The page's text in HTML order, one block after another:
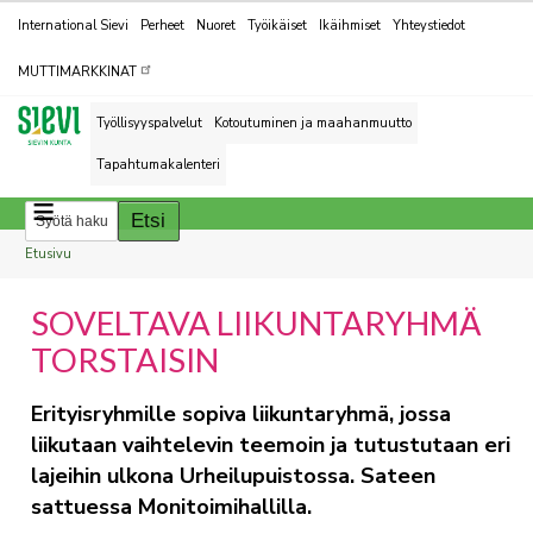
Kohderyhmät
International Sievi Perheet Nuoret Työikäiset Ikäihmiset Yhteystiedot
MUTTIMARKKINAT
Työllisyyspalvelut Kotoutuminen ja maahanmuutto
Tapahtumakalenteri
Breadcrumbs
You
here:
Etusivu
SOVELTAVA LIIKUNTARYHMÄ
TORSTAISIN
Erityisryhmille sopiva liikuntaryhmä, jossa
liikutaan vaihtelevin teemoin ja tutustutaan eri
lajeihin ulkona Urheilupuistossa. Sateen
sattuessa Monitoimihallilla.